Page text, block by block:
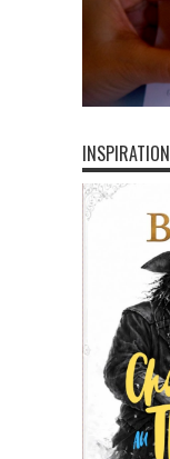
INSPIRATION